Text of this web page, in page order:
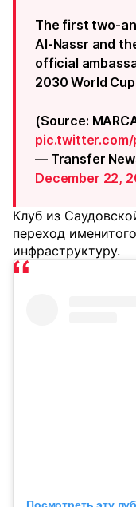
The first two-
Al-Nassr and
official
2030 World
(Source:
pic.twitter.com/
— Transfer
December 22,
Клуб из
переход
инфраструктуру.